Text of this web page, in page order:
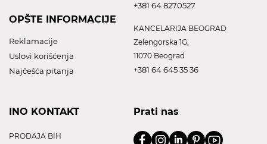
OPŠTE INFORMACIJE
Reklamacije
Uslovi korišćenja
Najčešća pitanja
+381 64 8270527
KANCELARIJA BEOGRAD
Zelengorska 1G,
11070 Beograd
+381 64 645 35 36
INO KONTAKT
PRODAJA BIH
Prati nas